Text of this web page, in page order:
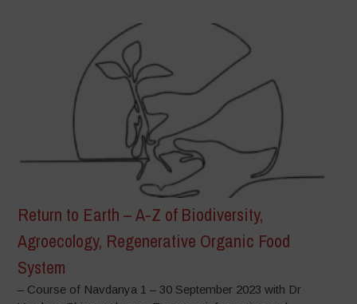
Return to Earth – A-Z of Biodiversity,
Agroecology, Regenerative Organic Food
System
– Course of Navdanya 1 – 30 September 2023 with Dr